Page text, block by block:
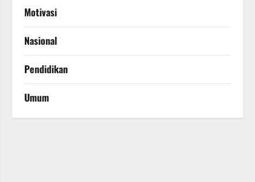
Motivasi
Nasional
Pendidikan
Umum